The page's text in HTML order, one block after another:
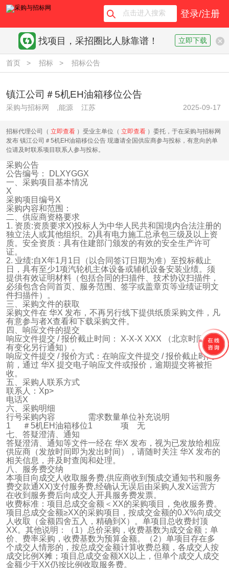
登录/注册
找项目，采招圈比人脉靠谱！ 立即下载
首页 > 招标 > 招标公告
镇江公司＃5机EH油箱移位公告
采购与招标网 ,能源 江苏 2025-09-17
招标代理公司（ 立即查看 ）受业主单位（ 立即查看 ）委托，于在采购与招标网
发布 镇江公司＃5机EH油箱移位公告 现邀请全国供应商参与投标，有意向的单
位请及时联系项目联系人参与投标。
采购公告
公告编号： DLXYGGX
一、采购项目基本情况
X
采购项目编号X
采购内容和范围：
二、供应商资格要求
1. 资质:资质要求X)投标人为中华人民共和国境内合法注册的
独立法人或其他组织。2)具有电力施工总承包三级及以上资
质。安全资质：具有住建部门颁发的有效的安全生产许可
证。
2. 业绩:自X年1月1日（以合同签订日期为准）至投标截止
日，具有至少1项汽轮机主体设备或辅机设备安装业绩。须
提供有效证明材料（包括合同的扫描件、技术协议扫描件，
必须包含合同首页、服务范围、签字或盖章页等业绩证明文
件扫描件）。
三、采购文件的获取
采购文件在 华X 发布，不再另行线下提供纸质采购文件，凡
有意参与者X查看和下载采购文件。
四、响应文件的提交
响应文件提交 / 报价截止时间： X-X-X XXX （北京时间，若
有变化另行通知）。
响应文件提交 / 报价方式：在响应文件提交 / 报价截止时间
前，通过 华X 提交电子响应文件或报价，逾期提交将被拒
收。
五、采购人联系方式
联系人：Xp>
电话X
六、采购明细
行号采购内容 需求数量单位补充说明
1
＃5机EH油箱移位1 项
无
七、答疑澄清、通知
答疑澄清、通知等文件一经在 华X 发布，视为已发放给相应
供应商（发放时间即为发出时间），请随时关注 华X 发布的
相关信息，并及时查阅和处理。
八、服务费交纳
本项目向成交人收取服务费,供应商收到预成交通知书和服务
费交款通XX)支付服务费,经确认无误后由采购人发X运营方
在收到服务费后向成交人开具服务费发票。
收费标准：项目总成交金额＜XX的采购项目，免收服务费。
项目总成交金额≥XX的采购项目，按成交金额的0.X%向成交
人收取（金额四舍五入，精确到X）。单项目总收费封顶
XX。其他说明：（1）总价采购，收费基数为成交金额；单
价、费率采购，收费基数为预算金额。（2）单项目存在多
个成交人情形的，按总成交金额计算收费总额，各成交人按
成交比例X摊；项目总成交金额XX以上，但单个成交人成交
金额少于XX仍按比例收取服务费。